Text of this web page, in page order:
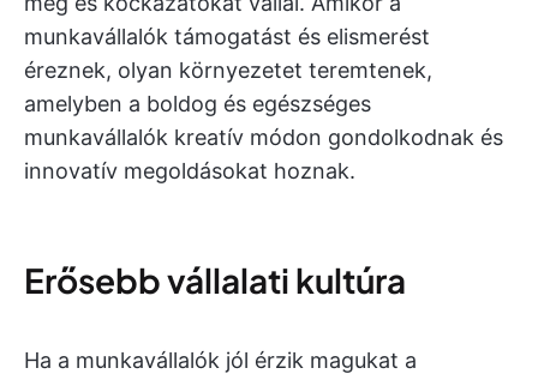
munkavállalók támogatást és elismerést
éreznek, olyan környezetet teremtenek,
amelyben a boldog és egészséges
munkavállalók kreatív módon gondolkodnak és
innovatív megoldásokat hoznak.
Erősebb vállalati kultúra
Ha a munkavállalók jól érzik magukat a